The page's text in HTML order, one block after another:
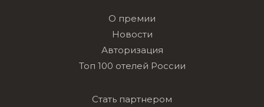
О премии
Новости
Авторизация
Топ 100 отелей России
Стать партнером